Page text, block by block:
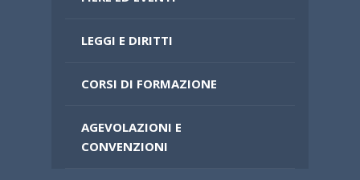
LEGGI E DIRITTI
CORSI DI FORMAZIONE
AGEVOLAZIONI E
CONVENZIONI